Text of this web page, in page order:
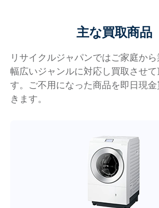
主な買取商品
リサイクルジャパンではご家庭から
幅広いジャンルに対応し買取させて
す。ご不用になった商品を即日現
きます。